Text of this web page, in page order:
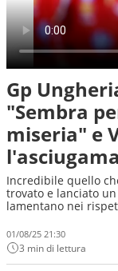
Gp
"Sembra
miseria" e
Incredibile quello
trovato e lanciato
lamentano nei
01/08/25 21:30
3 min di lettura